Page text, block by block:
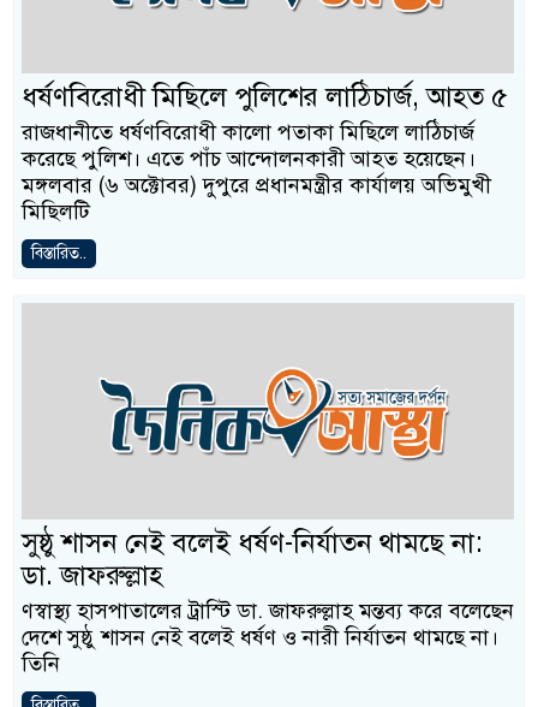
ধর্ষণবিরোধী মিছিলে পুলিশের লাঠিচার্জ, আহত ৫
রাজধানীতে ধর্ষণবিরোধী কালো পতাকা মিছিলে লাঠিচার্জ
করেছে পুলিশ। এতে পাঁচ আন্দোলনকারী আহত হয়েছেন।
মঙ্গলবার (৬ অক্টোবর) দুপুরে প্রধানমন্ত্রীর কার্যালয় অভিমুখী
মিছিলটি
বিস্তারিত..
সুষ্ঠু শাসন নেই বলেই ধর্ষণ-নির্যাতন থামছে না:
ডা. জাফরুল্লাহ
ণস্বাস্থ্য হাসপাতালের ট্রাস্টি ডা. জাফরুল্লাহ মন্তব্য করে বলেছেন
দেশে সুষ্ঠু শাসন নেই বলেই ধর্ষণ ও নারী নির্যাতন থামছে না।
তিনি